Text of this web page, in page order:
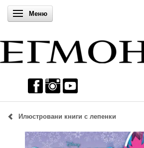
Включи навигацията
Меню
Илюстровани книги с лепенки